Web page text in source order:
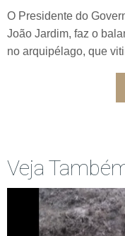
O Presidente do
João Jardim, faz o
no arquipélago, que
Veja